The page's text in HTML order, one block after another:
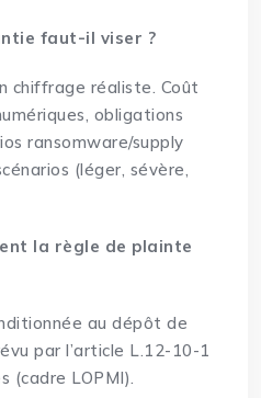
faut-il viser ?
chiffrage réaliste. Coût
obligations
ransomware/supply
(léger, sévère,
la règle de plainte
au dépôt de
par l’article L.12-10-1
(cadre LOPMI).